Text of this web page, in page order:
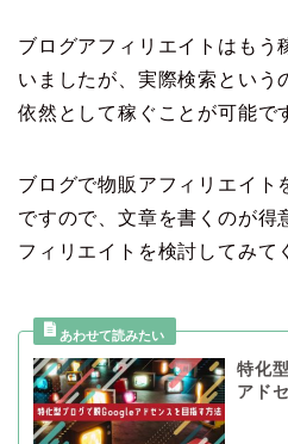
ブログアフィリエイトはもう
いましたが、実際検索という
依然として稼ぐことが可能で
ブログで物販アフィリエイト
ですので、文章を書くのが得
フィリエイトを検討してみて
特化
アド